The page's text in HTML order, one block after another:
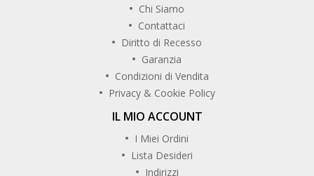
Chi Siamo
Contattaci
Diritto di Recesso
Garanzia
Condizioni di Vendita
Privacy & Cookie Policy
IL MIO ACCOUNT
I Miei Ordini
Lista Desideri
Indirizzi